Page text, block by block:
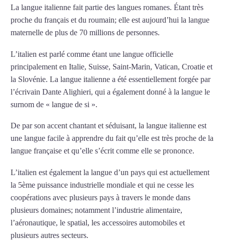
La langue italienne fait partie des langues romanes. Étant très
proche du français et du roumain; elle est aujourd’hui la langue
maternelle de plus de 70 millions de personnes.
L’italien est parlé comme étant une langue officielle
principalement en Italie, Suisse, Saint-Marin, Vatican, Croatie et
la Slovénie. La langue italienne a été essentiellement forgée par
l’écrivain Dante Alighieri, qui a également donné à la langue le
surnom de « langue de si ».
De par son accent chantant et séduisant, la langue italienne est
une langue facile à apprendre du fait qu’elle est très proche de la
langue française et qu’elle s’écrit comme elle se prononce.
L’italien est également la langue d’un pays qui est actuellement
la 5ème puissance industrielle mondiale et qui ne cesse les
coopérations avec plusieurs pays à travers le monde dans
plusieurs domaines; notamment l’industrie alimentaire,
l’aéronautique, le spatial, les accessoires automobiles et
plusieurs autres secteurs.